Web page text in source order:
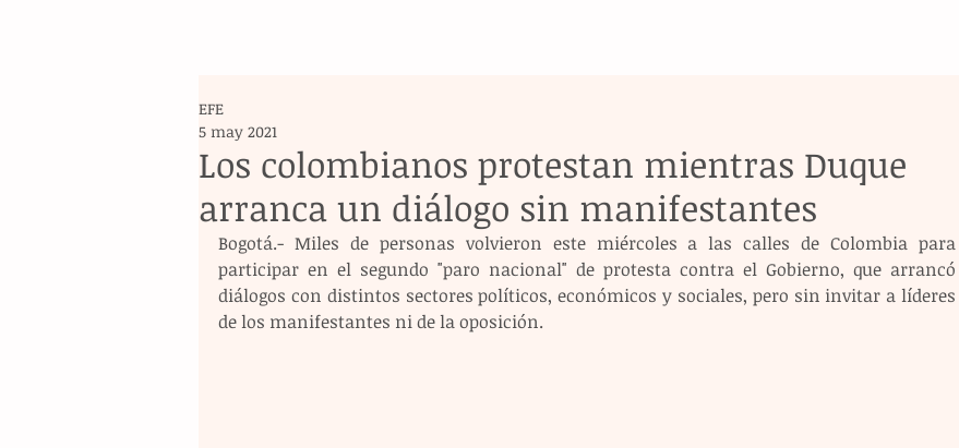
Los colombianos protestan mientras Duque
arranca un diálogo sin manifestantes
EFE
5 may 2021
Bogotá.- Miles de personas volvieron este miércoles a las calles de Colombia para
participar en el segundo "paro nacional" de protesta contra el Gobierno, que arrancó
diálogos con distintos sectores políticos, económicos y sociales, pero sin invitar a líderes
de los manifestantes ni de la oposición.